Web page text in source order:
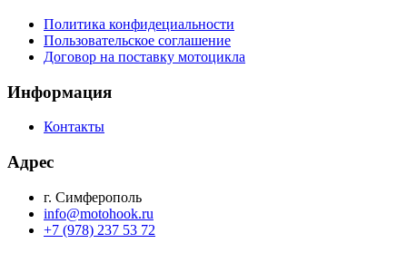
Политика конфидециальности
Пользовательское соглашение
Договор на поставку мотоцикла
Информация
Контакты
Адрес
г. Симферополь
info@motohook.ru
+7 (978) 237 53 72